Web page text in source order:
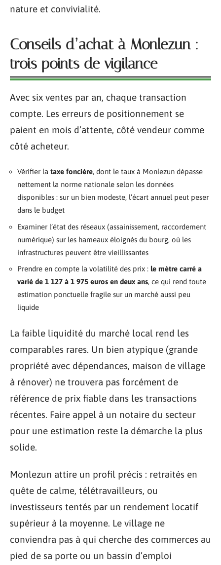
nature et convivialité.
Conseils d’achat à Monlezun :
trois points de vigilance
Avec six ventes par an, chaque transaction
compte. Les erreurs de positionnement se
paient en mois d’attente, côté vendeur comme
côté acheteur.
Vérifier la taxe foncière, dont le taux à Monlezun dépasse
nettement la norme nationale selon les données
disponibles : sur un bien modeste, l’écart annuel peut peser
dans le budget
Examiner l’état des réseaux (assainissement, raccordement
numérique) sur les hameaux éloignés du bourg, où les
infrastructures peuvent être vieillissantes
Prendre en compte la volatilité des prix : le mètre carré a
varié de 1 127 à 1 975 euros en deux ans, ce qui rend toute
estimation ponctuelle fragile sur un marché aussi peu
liquide
La faible liquidité du marché local rend les
comparables rares. Un bien atypique (grande
propriété avec dépendances, maison de village
à rénover) ne trouvera pas forcément de
référence de prix fiable dans les transactions
récentes. Faire appel à un notaire du secteur
pour une estimation reste la démarche la plus
solide.
Monlezun attire un profil précis : retraités en
quête de calme, télétravailleurs, ou
investisseurs tentés par un rendement locatif
supérieur à la moyenne. Le village ne
conviendra pas à qui cherche des commerces au
pied de sa porte ou un bassin d’emploi